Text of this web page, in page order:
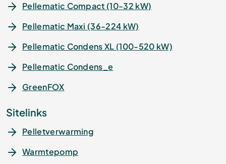
Pellematic Compact (10-32 kW)
Pellematic Maxi (36-224 kW)
Pellematic Condens XL (100-520 kW)
Pellematic Condens_e
GreenFOX
Sitelinks
Pelletverwarming
Warmtepomp